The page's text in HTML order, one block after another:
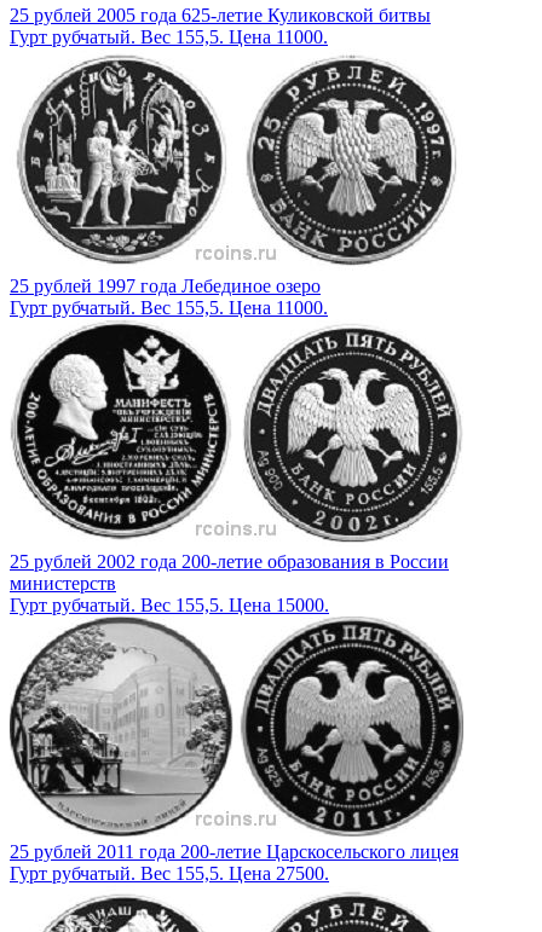
25 рублей 2005 года 625-летие Куликовской битвы
Гурт рубчатый. Вес 155,5. Цена 11000.
25 рублей 1997 года Лебединое озеро
Гурт рубчатый. Вес 155,5. Цена 11000.
25 рублей 2002 года 200-летие образования в России
министерств
Гурт рубчатый. Вес 155,5. Цена 15000.
25 рублей 2011 года 200-летие Царскосельского лицея
Гурт рубчатый. Вес 155,5. Цена 27500.